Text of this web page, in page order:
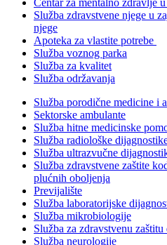
Centar za mentalno zdravlje
Služba zdravstvene njege u
njege
Apoteka za vlastite potrebe
Služba voznog parka
Služba za kvalitet
Služba održavanja
Služba porodične medicine i
Sektorske ambulante
Služba hitne medicinske
Služba radiološke
Služba ultrazvučne
Služba zdravstvene zaštite
plućnih oboljenja
Previjalište
Služba laboratorijske
Služba mikrobiologije
Služba za zdravstvenu
Služba neurologije